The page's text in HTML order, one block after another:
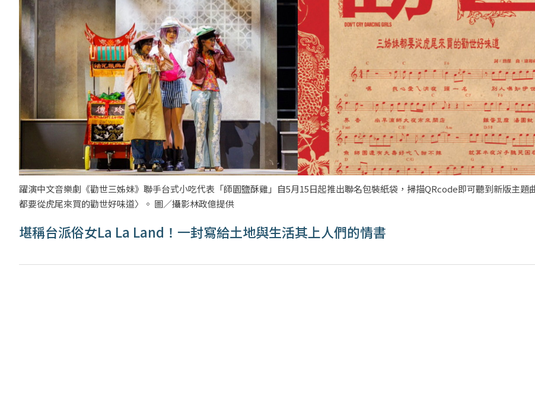
躍演中文音樂劇《勸世三姊妹》聯手台式小吃代表「師園鹽酥雞」自5月15日起推出聯名包裝紙袋，掃描QRcode即可聽到新版主題
都要從虎尾來買的勸世好味道〉。 圖／攝影林政億提供
堪稱台派俗女La La Land！一封寫給土地與生活其上人們的情書